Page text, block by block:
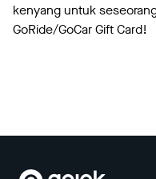
kenyang untuk
GoRide/GoCar Gift Card!